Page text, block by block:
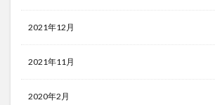
2021年12月
2021年11月
2020年2月